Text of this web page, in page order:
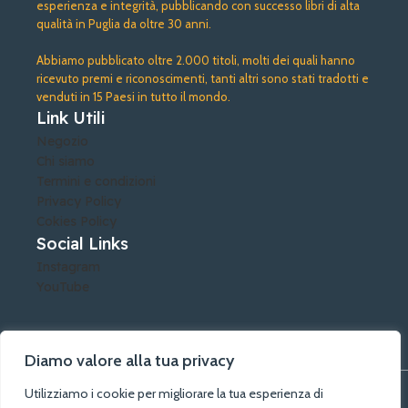
Diamo valore alla tua privacy
Utilizziamo i cookie per migliorare la tua esperienza di
esperienza e integrità, pubblicando con successo libri di alta
qualità in Puglia da oltre 30 anni.
Abbiamo pubblicato oltre 2.000 titoli, molti dei quali hanno
ricevuto premi e riconoscimenti, tanti altri sono stati tradotti e
venduti in 15 Paesi in tutto il mondo.
Link Utili
Negozio
Chi siamo
Termini e condizioni
Privacy Policy
Cokies Policy
Social Links
Instagram
YouTube
©A.G.A. Arti Grafiche Alberobello di Lacatena Rosalia - PIVA: